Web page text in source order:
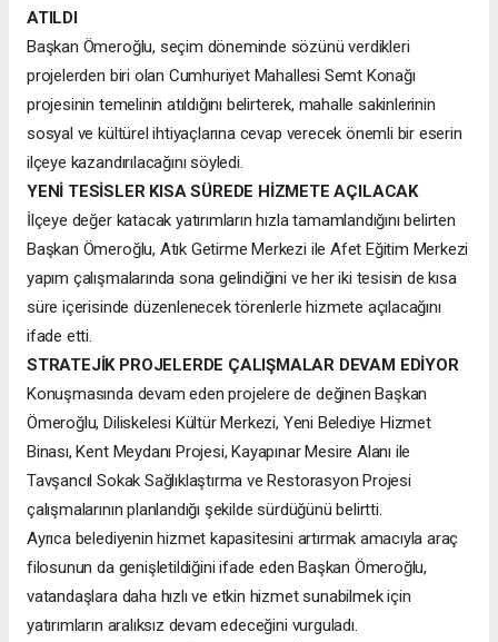
ATILDI
Başkan Ömeroğlu, seçim döneminde sözünü verdikleri
projelerden biri olan Cumhuriyet Mahallesi Semt Konağı
projesinin temelinin atıldığını belirterek, mahalle sakinlerinin
sosyal ve kültürel ihtiyaçlarına cevap verecek önemli bir eserin
ilçeye kazandırılacağını söyledi.
YENİ TESİSLER KISA SÜREDE HİZMETE AÇILACAK
İlçeye değer katacak yatırımların hızla tamamlandığını belirten
Başkan Ömeroğlu, Atık Getirme Merkezi ile Afet Eğitim Merkezi
yapım çalışmalarında sona gelindiğini ve her iki tesisin de kısa
süre içerisinde düzenlenecek törenlerle hizmete açılacağını
ifade etti.
STRATEJİK PROJELERDE ÇALIŞMALAR DEVAM EDİYOR
Konuşmasında devam eden projelere de değinen Başkan
Ömeroğlu, Diliskelesi Kültür Merkezi, Yeni Belediye Hizmet
Binası, Kent Meydanı Projesi, Kayapınar Mesire Alanı ile
Tavşancıl Sokak Sağlıklaştırma ve Restorasyon Projesi
çalışmalarının planlandığı şekilde sürdüğünü belirtti.
Ayrıca belediyenin hizmet kapasitesini artırmak amacıyla araç
filosunun da genişletildiğini ifade eden Başkan Ömeroğlu,
vatandaşlara daha hızlı ve etkin hizmet sunabilmek için
yatırımların aralıksız devam edeceğini vurguladı.